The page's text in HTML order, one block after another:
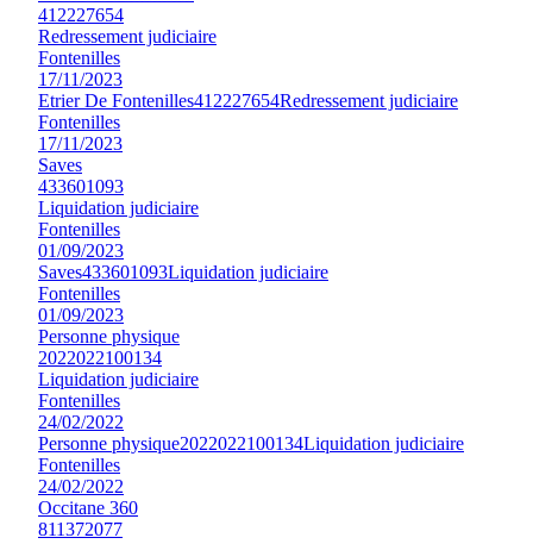
412227654
Redressement judiciaire
Fontenilles
17/11/2023
Etrier De Fontenilles412227654Redressement judiciaire
Fontenilles
17/11/2023
Saves
433601093
Liquidation judiciaire
Fontenilles
01/09/2023
Saves433601093Liquidation judiciaire
Fontenilles
01/09/2023
Personne physique
2022022100134
Liquidation judiciaire
Fontenilles
24/02/2022
Personne physique2022022100134Liquidation judiciaire
Fontenilles
24/02/2022
Occitane 360
811372077